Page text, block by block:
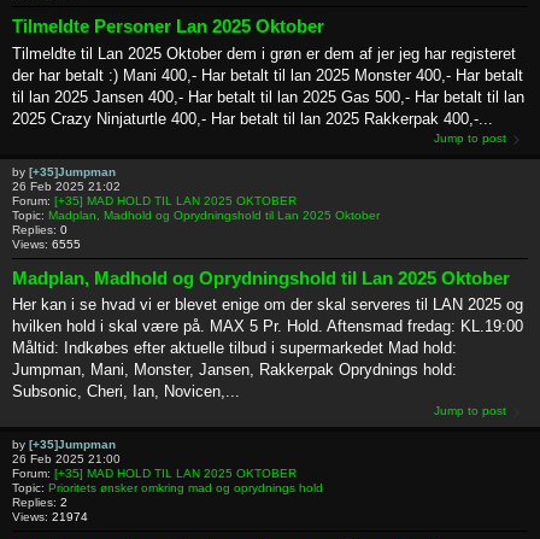
Tilmeldte Personer Lan 2025 Oktober
Tilmeldte til Lan 2025 Oktober dem i grøn er dem af jer jeg har registeret
der har betalt :) Mani 400,- Har betalt til lan 2025 Monster 400,- Har betalt
til lan 2025 Jansen 400,- Har betalt til lan 2025 Gas 500,- Har betalt til lan
2025 Crazy Ninjaturtle 400,- Har betalt til lan 2025 Rakkerpak 400,-...
Jump to post
by [+35]Jumpman
26 Feb 2025 21:02
Forum: [+35] MAD HOLD TIL LAN 2025 OKTOBER
Topic: Madplan, Madhold og Oprydningshold til Lan 2025 Oktober
Replies: 0
Views: 6555
Madplan, Madhold og Oprydningshold til Lan 2025 Oktober
Her kan i se hvad vi er blevet enige om der skal serveres til LAN 2025 og
hvilken hold i skal være på. MAX 5 Pr. Hold. Aftensmad fredag: KL.19:00
Måltid: Indkøbes efter aktuelle tilbud i supermarkedet Mad hold:
Jumpman, Mani, Monster, Jansen, Rakkerpak Oprydnings hold:
Subsonic, Cheri, Ian, Novicen,...
Jump to post
by [+35]Jumpman
26 Feb 2025 21:00
Forum: [+35] MAD HOLD TIL LAN 2025 OKTOBER
Topic: Prioritets ønsker omkring mad og oprydnings hold
Replies: 2
Views: 21974